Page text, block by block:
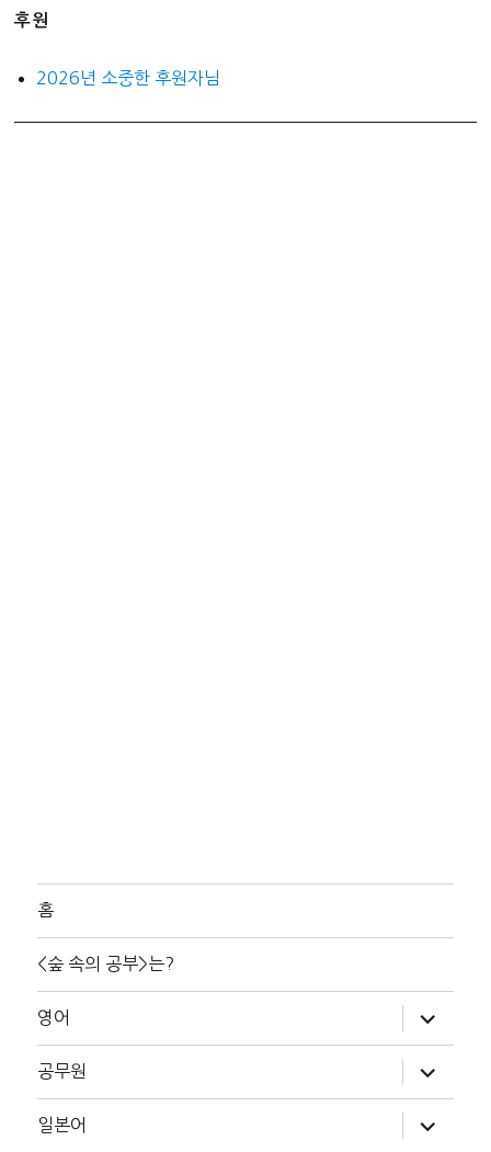
후원
2026년 소중한 후원자님
홈
<숲 속의 공부>는?
영어
위
메
확
장
공무원
위
메
확
일본어
위